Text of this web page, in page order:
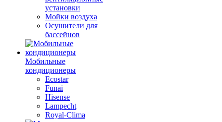
установки
Мойки воздуха
Осушители для
бассейнов
Мобильные
кондиционеры
Ecostar
Funai
Hisense
Lampecht
Royal-Clima